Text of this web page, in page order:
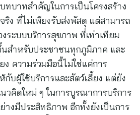
ทบาทสำคัญในการเป็นโครงสร้าง
ง ที่ไม่เพียงรับส่งพัสดุ แต่สามารถ
ระบบบริการสุขภาพ ที่เท่าเทียม
สำหรับประชาชนทุกภูมิภาค และ
ง ความร่วมมือนี้ไม่ใช่แค่การ
กับผู้ใช้บริการและสัตว์เลี้ยง แต่ยัง
วคิดใหม่ ๆ ในการบูรณาการบริการ
างมีประสิทธิภาพ อีกทั้งยังเป็นการ